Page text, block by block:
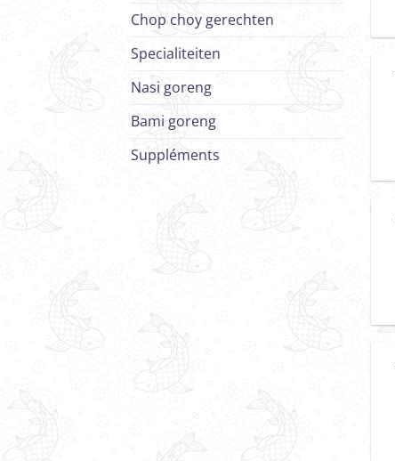
Chop choy gerechten
Specialiteiten
Nasi goreng
Bami goreng
Suppléments